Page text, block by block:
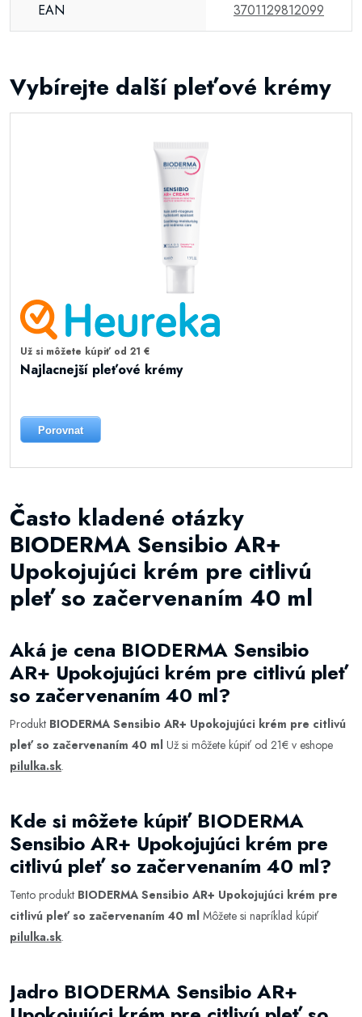
EAN 3701129812099
Vybírejte další pleťové krémy
Už si môžete kúpiť od 21 €
Najlacnejší pleťové krémy
Porovnat
Často kladené otázky
BIODERMA Sensibio AR+
Upokojujúci krém pre citlivú
pleť so začervenaním 40 ml
Aká je cena BIODERMA Sensibio
AR+ Upokojujúci krém pre citlivú pleť
so začervenaním 40 ml?
Produkt BIODERMA Sensibio AR+ Upokojujúci krém pre citlivú
pleť so začervenaním 40 ml Už si môžete kúpiť od 21€ v eshope
pilulka.sk.
Kde si môžete kúpiť BIODERMA
Sensibio AR+ Upokojujúci krém pre
citlivú pleť so začervenaním 40 ml?
Tento produkt BIODERMA Sensibio AR+ Upokojujúci krém pre
citlivú pleť so začervenaním 40 ml Môžete si napríklad kúpiť
pilulka.sk.
Jadro BIODERMA Sensibio AR+